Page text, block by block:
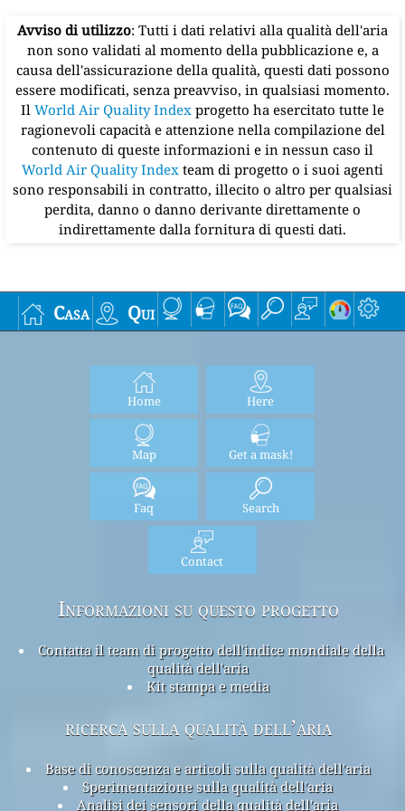
Avviso di utilizzo: Tutti i dati relativi alla qualità dell'aria
non sono validati al momento della pubblicazione e, a
causa dell'assicurazione della qualità, questi dati possono
essere modificati, senza preavviso, in qualsiasi momento.
Il World Air Quality Index progetto ha esercitato tutte le
ragionevoli capacità e attenzione nella compilazione del
contenuto di queste informazioni e in nessun caso il
World Air Quality Index team di progetto o i suoi agenti
sono responsabili in contratto, illecito o altro per qualsiasi
perdita, danno o danno derivante direttamente o
indirettamente dalla fornitura di questi dati.
Casa Qui
Home Here
Map Get a mask!
Faq Search
Contact
Informazioni su questo progetto
Contatta il team di progetto dell'indice mondiale della
qualità dell'aria
Kit stampa e media
ricerca sulla qualità dell’aria
Base di conoscenza e articoli sulla qualità dell'aria
Sperimentazione sulla qualità dell'aria
Analisi dei sensori della qualità dell'aria